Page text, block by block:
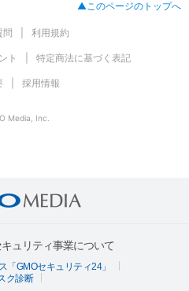
▲このページのトップへ
問 利用規約
ト 特定商法に基づく表記
採用情報
Media, Inc.
ュリティ事業について
GMOセキュリティ24」
ク診断